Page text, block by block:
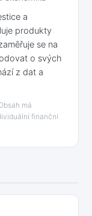
a
produkty
se na
o svých
z dat a
má
finanční